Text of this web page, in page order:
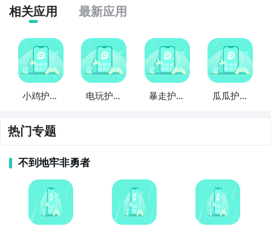
相关应用 最新应用
小鸡护卫
电玩护卫
暴走护卫
瓜瓜护卫
热门专题
不到地牢非勇者